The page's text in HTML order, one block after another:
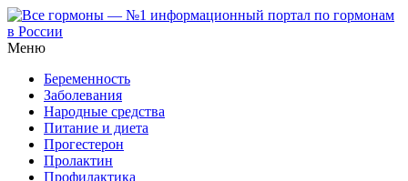
Меню
Беременность
Заболевания
Народные средства
Питание и диета
Прогестерон
Пролактин
Профилактика